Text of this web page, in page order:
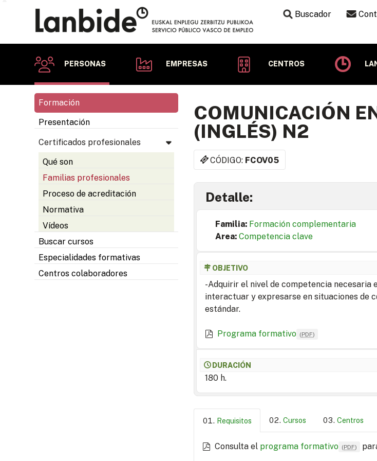
Buscador
PERSONAS EMPRESAS CENTROS
Formación
Presentación
Certificados profesionales
Qué son
Familias profesionales
Proceso de acreditación
Normativa
Vídeos
Buscar cursos
Especialidades formativas
Centros colaboradores
COMUNICACIÓN
(INGLÉS) N2
CÓDIGO: FCOV05
Detalle:
Familia: Formación complementaria
Area: Competencia clave
OBJETIVO
-Adquirir el nivel de competencia necesaria
interactuar y expresarse en situaciones de
estándar.
Programa formativo (PDF)
DURACIÓN
180 h.
Requisitos Cursos Centros
Consulta el programa formativo (PDF)